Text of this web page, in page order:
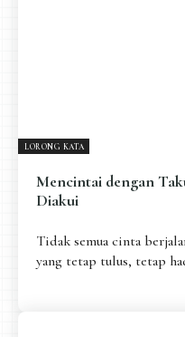
LORONG KATA
Mencintai dengan
Diakui
Tidak semua cinta
yang tetap tulus, tetap